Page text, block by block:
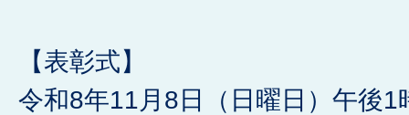
【表彰式】
令和8年11月8日（日曜日）午後1